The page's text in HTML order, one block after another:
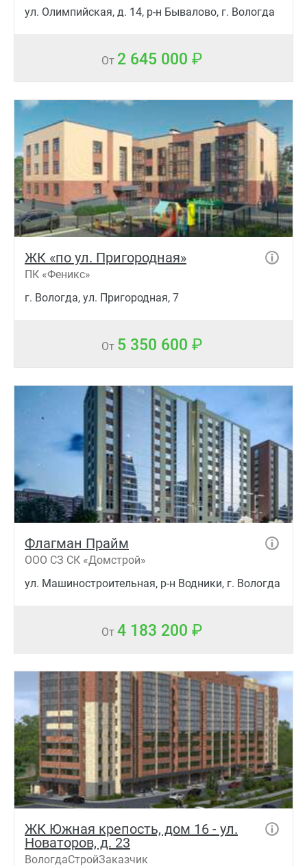
ул. Олимпийская, д. 14, р-н Бывалово, г. Вологда
От 2 645 000
ЖК «по ул. Пригородная»
ПК «Феникс»
г. Вологда, ул. Пригородная, 7
От 5 350 600
Флагман Прайм
ООО СЗ СК «Домcтрой»
ул. Машиностроительная, р-н Водники, г. Вологда
От 4 183 200
ЖК Южная крепость, дом 16 - ул.
Новаторов, д. 23
ВологдаСтройЗаказчик